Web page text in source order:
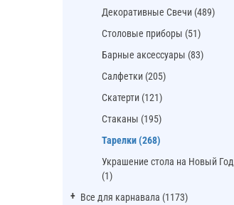
Декоративные Свечи (489)
Cтоловые приборы (51)
Барные аксессуары (83)
Салфетки (205)
Скатерти (121)
Стаканы (195)
Тарелки (268)
Украшение стола на Новый Год
(1)
Все для карнавала (1173)